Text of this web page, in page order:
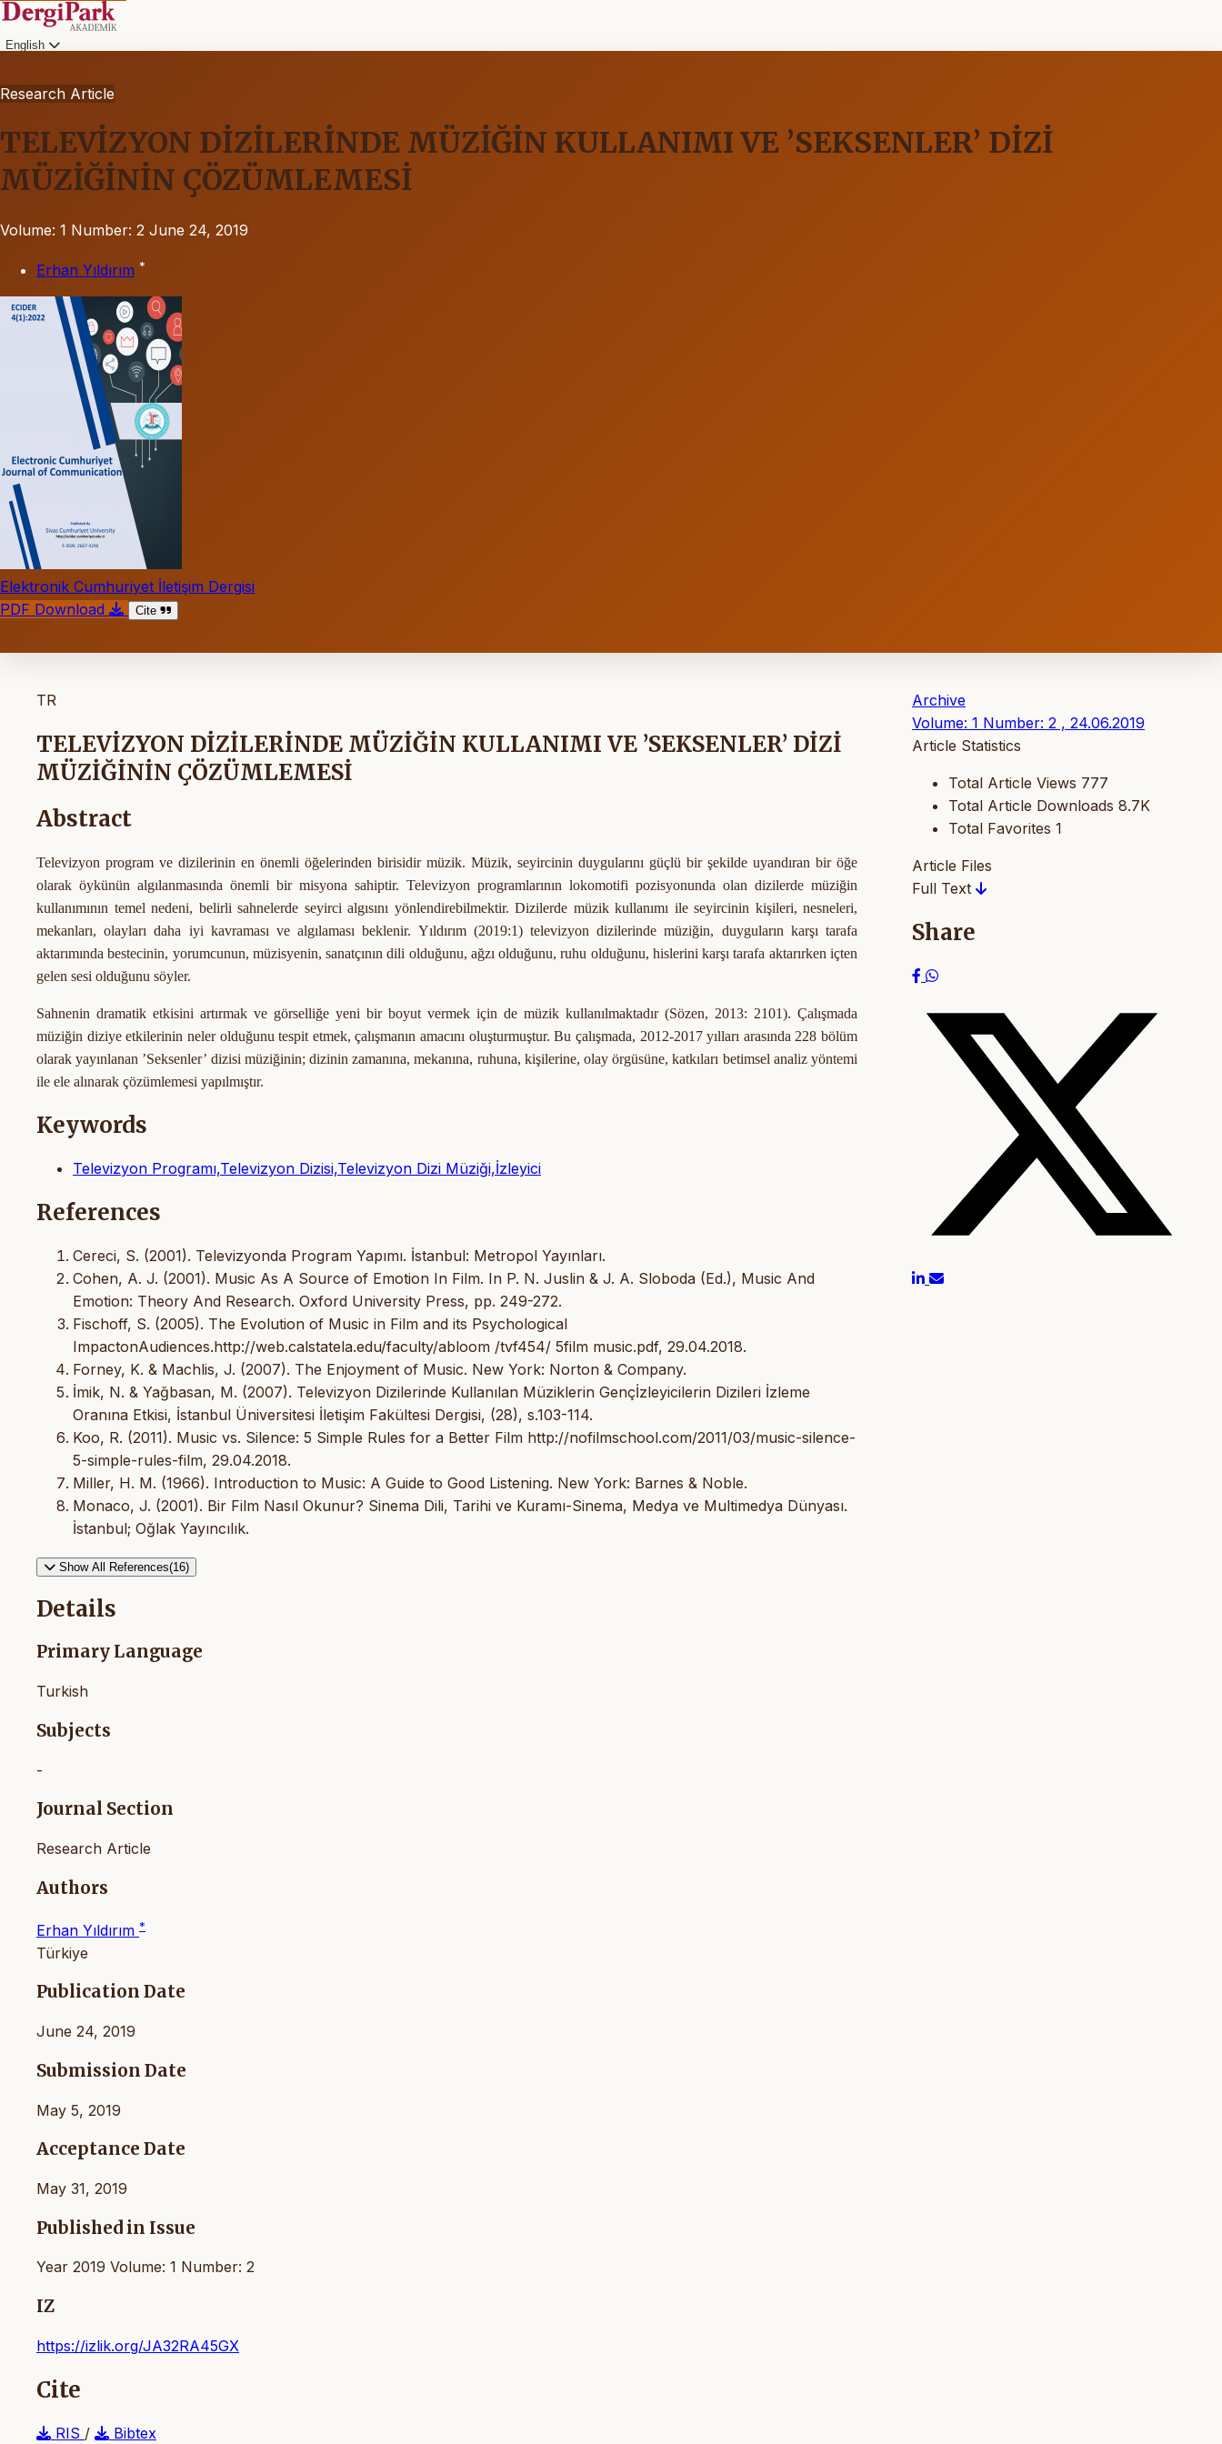
English
Research Article
TELEVİZYON DİZİLERİNDE MÜZİĞİN KULLANIMI VE ’SEKSENLER’ DİZİ
MÜZİĞİNİN ÇÖZÜMLEMESİ
Volume: 1 Number: 2 June 24, 2019
Erhan Yıldırım *
Elektronik Cumhuriyet İletişim Dergisi
PDF Download
Cite
TR
TELEVİZYON DİZİLERİNDE MÜZİĞİN KULLANIMI VE ’SEKSENLER’ DİZİ
MÜZİĞİNİN ÇÖZÜMLEMESİ
Abstract
Televizyon program ve dizilerinin en önemli öğelerinden birisidir müzik. Müzik, seyircinin duygularını güçlü bir şekilde uyandıran bir öğe
olarak öykünün algılanmasında önemli bir misyona sahiptir. Televizyon programlarının lokomotifi pozisyonunda olan dizilerde müziğin
kullanımının temel nedeni, belirli sahnelerde seyirci algısını yönlendirebilmektir. Dizilerde müzik kullanımı ile seyircinin kişileri, nesneleri,
mekanları, olayları daha iyi kavraması ve algılaması beklenir. Yıldırım (2019:1) televizyon dizilerindemüziğin, duyguların karşı tarafa
aktarımında bestecinin, yorumcunun, müzisyenin, sanatçının dili olduğunu, ağzı olduğunu, ruhu olduğunu, hislerini karşı tarafa aktarırken içten
gelen sesi olduğunu söyler.
Sahnenin dramatik etkisini artırmak ve görselliğe yeni bir boyut vermek için de müzik kullanılmaktadır (Sözen, 2013: 2101). Çalışmada
müziğin diziye etkilerinin neler olduğunu tespit etmek, çalışmanın amacını oluşturmuştur. Bu çalışmada, 2012-2017 yılları arasında 228 bölüm
olarak yayınlanan ’Seksenler’ dizisi müziğinin; dizinin zamanına, mekanına, ruhuna, kişilerine, olay örgüsüne, katkıları betimsel analiz yöntemi
ile ele alınarak çözümlemesi yapılmıştır.
Keywords
Televizyon Programı,Televizyon Dizisi,Televizyon Dizi Müziği,İzleyici
References
Cereci, S. (2001). Televizyonda Program Yapımı. İstanbul: Metropol Yayınları.
Cohen, A. J. (2001). Music As A Source of Emotion In Film. In P. N. Juslin & J. A. Sloboda (Ed.), Music And
Emotion: Theory And Research. Oxford University Press, pp. 249-272.
Fischoff, S. (2005). The Evolution of Music in Film and its Psychological
ImpactonAudiences.http://web.calstatela.edu/faculty/abloom /tvf454/ 5film music.pdf, 29.04.2018.
Forney, K. & Machlis, J. (2007). The Enjoyment of Music. New York: Norton & Company.
İmik, N. & Yağbasan, M. (2007). Televizyon Dizilerinde Kullanılan Müziklerin Gençİzleyicilerin Dizileri İzleme
Oranına Etkisi, İstanbul Üniversitesi İletişim Fakültesi Dergisi, (28), s.103-114.
Koo, R. (2011). Music vs. Silence: 5 Simple Rules for a Better Film http://nofilmschool.com/2011/03/music-silence-
5-simple-rules-film, 29.04.2018.
Miller, H. M. (1966). Introduction to Music: A Guide to Good Listening. New York: Barnes & Noble.
Monaco, J. (2001). Bir Film Nasıl Okunur? Sinema Dili, Tarihi ve Kuramı-Sinema, Medya ve Multimedya Dünyası.
İstanbul; Oğlak Yayıncılık.
Show All References(16)
Details
Primary Language
Turkish
Subjects
-
Journal Section
Research Article
Authors
Erhan Yıldırım *
Türkiye
Publication Date
June 24, 2019
Submission Date
May 5, 2019
Acceptance Date
May 31, 2019
Published in Issue
Year 2019 Volume: 1 Number: 2
IZ
https://izlik.org/JA32RA45GX
Cite
RIS /
Bibtex
Archive
Volume: 1 Number: 2 , 24.06.2019
Article Statistics
Total Article Views 777
Total Article Downloads 8.7K
Total Favorites 1
Article Files
Full Text
Share